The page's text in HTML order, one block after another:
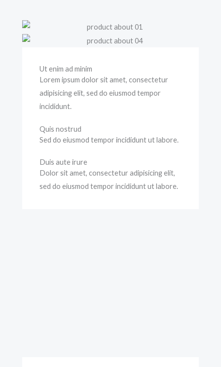
Ut enim ad minim
Lorem ipsum dolor sit amet, consectetur
adipisicing elit, sed do eiusmod tempor
incididunt.
Quis nostrud
Sed do eiusmod tempor incididunt ut labore.
Duis aute irure
Dolor sit amet, consectetur adipisicing elit,
sed do eiusmod tempor incididunt ut labore.